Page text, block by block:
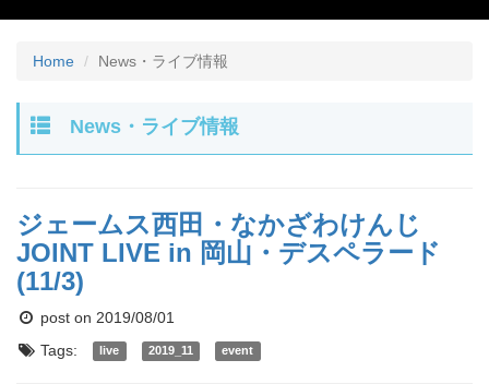
Home News・ライブ情報
News・ライブ情報
ジェームス西田・なかざわけんじ
JOINT LIVE in 岡山・デスペラード
(11/3)
post on 2019/08/01
Tags:
live 2019_11 event